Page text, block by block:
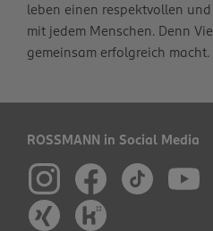
leben einen respektvollen
mit jedem Menschen. Denn
gemeinsam erfolgreich macht.
ROSSMANN in Social Media